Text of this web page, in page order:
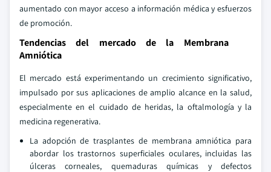
aumentado con mayor acceso a información médica y esfuerzos
de promoción.
Tendencias del mercado de la Membrana
Amniótica
El mercado está experimentando un crecimiento significativo,
impulsado por sus aplicaciones de amplio alcance en la salud,
especialmente en el cuidado de heridas, la oftalmología y la
medicina regenerativa.
La adopción de trasplantes de membrana amniótica para
abordar los trastornos superficiales oculares, incluidas las
úlceras corneales, quemaduras químicas y defectos